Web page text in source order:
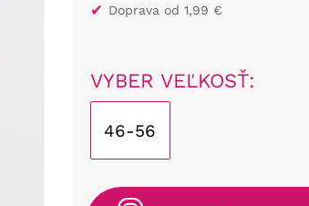
✔ Doprava od 1,99 €
VYBER VEĽKOSŤ:
46-56